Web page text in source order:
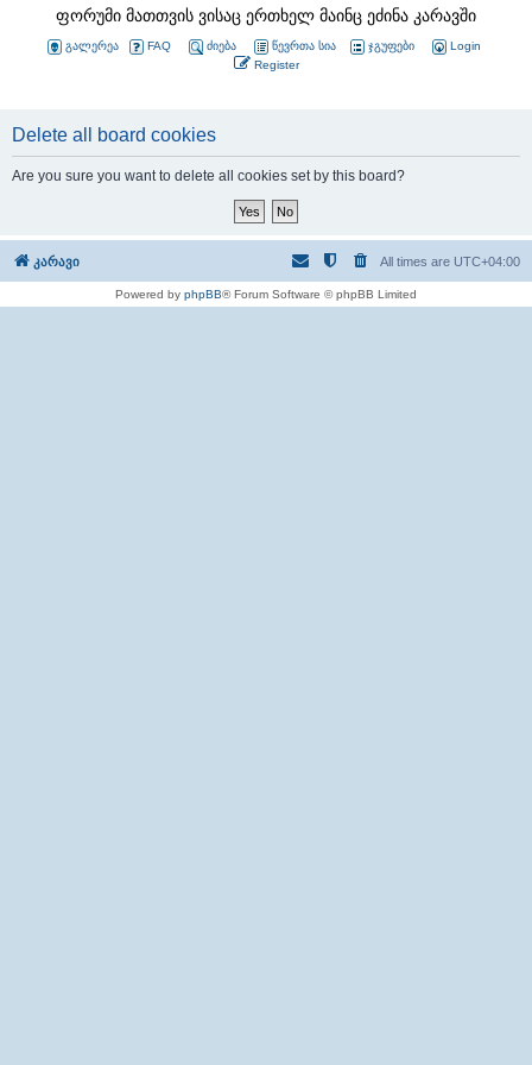
ფორუმი მათთვის ვისაც ერთხელ მაინც ეძინა კარავში
გალერეა FAQ ძიება წევრთა სია ჯგუფები
Login
Register
Delete all board cookies
Are you sure you want to delete all cookies set by this board?
კარავი All times are UTC+04:00
Powered by phpBB® Forum Software © phpBB Limited